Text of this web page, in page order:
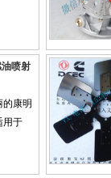
喷射
的康明
用于